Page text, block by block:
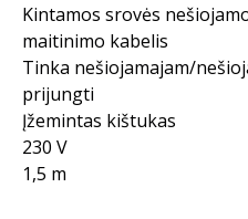
Kintamos srovės
maitinimo kabelis
Tinka nešiojamajam/
prijungti
Įžemintas kištukas
230 V
1,5 m